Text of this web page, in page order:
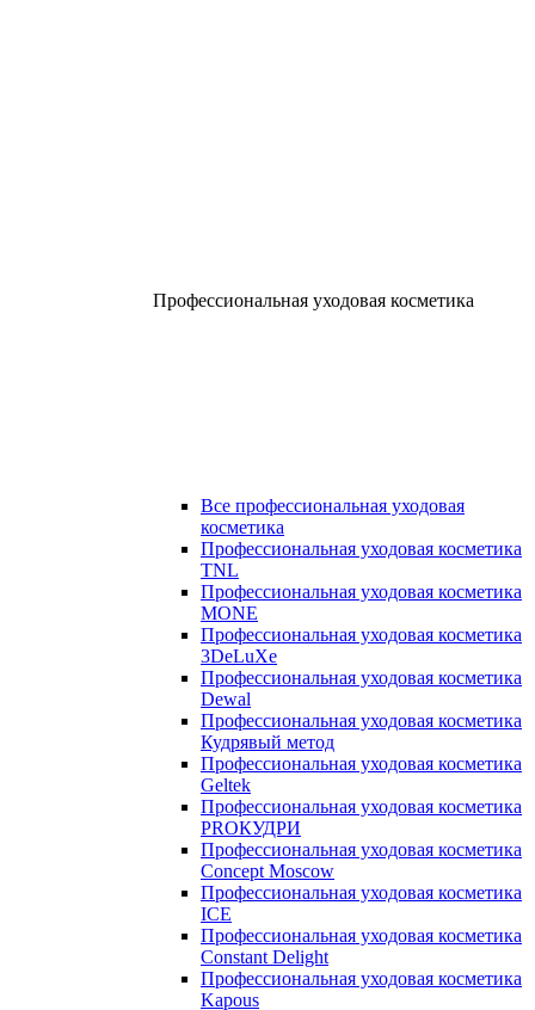
Профессиональная уходовая косметика
Все профессиональная уходовая
косметика
Профессиональная уходовая косметика
TNL
Профессиональная уходовая косметика
MONE
Профессиональная уходовая косметика
3DeLuXe
Профессиональная уходовая косметика
Dewal
Профессиональная уходовая косметика
Кудрявый метод
Профессиональная уходовая косметика
Geltek
Профессиональная уходовая косметика
PROКУДРИ
Профессиональная уходовая косметика
Concept Moscow
Профессиональная уходовая косметика
ICE
Профессиональная уходовая косметика
Constant Delight
Профессиональная уходовая косметика
Kapous